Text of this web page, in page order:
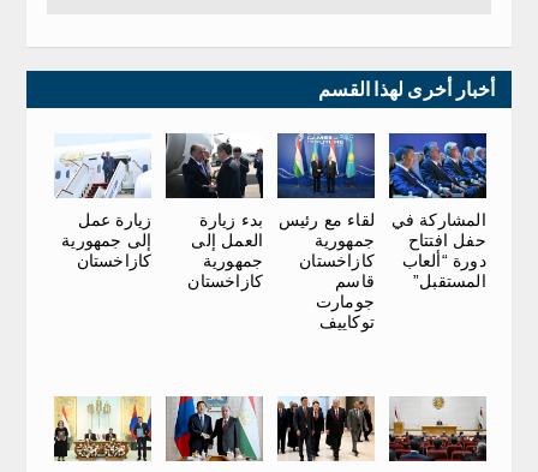
أخبار أخرى لهذا القسم
المشاركة في
حفل افتتاح
دورة “ألعاب
المستقبل”
لقاء مع رئيس
جمهورية
كازاخستان
قاسم
جومارت
توكاييف
بدء زيارة
العمل إلى
جمهورية
كازاخستان
زيارة عمل
إلى جمهورية
كازاخستان